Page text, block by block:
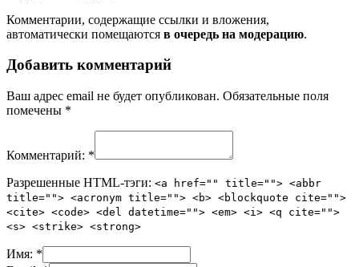
Комментарии, содержащие ссылки и вложения,
автоматически помещаются в очередь на модерацию.
Добавить комментарий
Ваш адрес email не будет опубликован. Обязательные поля
помечены *
Комментарий: *
Разрешенные HTML-тэги: <a href="" title=""> <abbr
title=""> <acronym title=""> <b> <blockquote cite="">
<cite> <code> <del datetime=""> <em> <i> <q cite="">
<s> <strike> <strong>
Имя: *